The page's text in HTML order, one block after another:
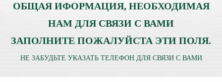
ОБЩАЯ ИФОРМАЦИЯ, НЕОБХОДИМАЯ
НАМ ДЛЯ СВЯЗИ С ВАМИ
ЗАПОЛНИТЕ ПОЖАЛУЙСТА ЭТИ ПОЛЯ.
НЕ ЗАБУДЬТЕ УКАЗАТЬ ТЕЛЕФОН ДЛЯ СВЯЗИ С ВАМИ